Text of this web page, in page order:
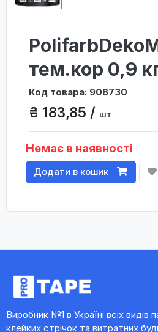
тем.кор 0,9
Код товара: 908730
₴ 183,85 / шт
Немає в наявності
Додати в кошик
Виробник №1 в Україні всіх видів
клейких стрічок та витратних